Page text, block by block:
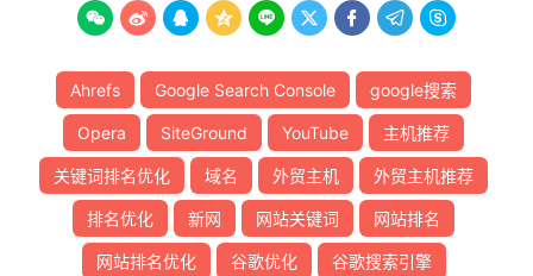
        
Ahrefs Google Search Console google搜索
Opera SiteGround YouTube 主机推荐
关键词排名优化 域名 外贸主机 外贸主机推荐
排名优化 新网 网站关键词 网站排名
网站排名优化 谷歌优化 谷歌搜索引擎